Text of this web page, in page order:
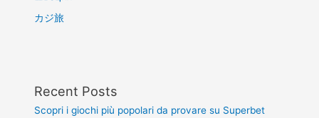
カジ旅
Recent Posts
Scopri i giochi più popolari da provare su Superbet